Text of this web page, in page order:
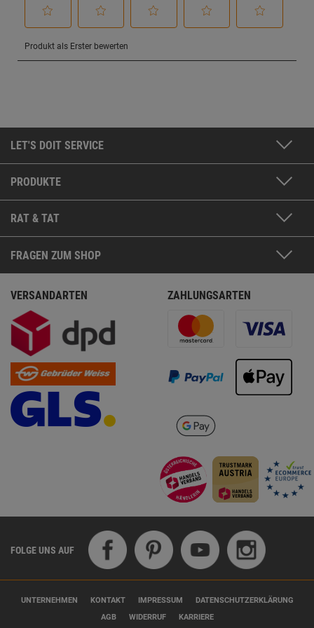
LET'S DOIT SERVICE
PRODUKTE
RAT & TAT
FRAGEN ZUM SHOP
VERSANDARTEN ZAHLUNGSARTEN
FOLGE UNS AUF
UNTERNEHMEN KONTAKT IMPRESSUM
DATENSCHUTZERKLÄRUNG
AGB
WIDERRUF KARRIERE